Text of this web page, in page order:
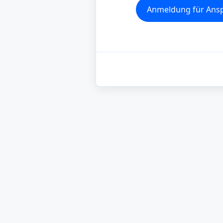
Anmeldung für